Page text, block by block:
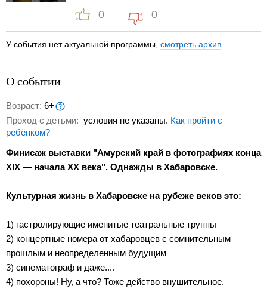
0 0
У события нет актуальной программы, смотреть архив
О событии
Возраст: 6+
Проход с детьми: условия не указаны. Как пройти с
ребёнком?
Финисаж выставки "Амурский край в фотографиях конца
XIX — начала XX века". Однажды в Хабаровске.
Культурная жизнь в Хабаровске на рубеже веков это:
1) гастролирующие именитые театральные труппы
2) концертные номера от хабаровцев с сомнительным
прошлым и неопределенным будущим
3) синематограф и даже....
4) похороны! Ну, а что? Тоже действо внушительное.